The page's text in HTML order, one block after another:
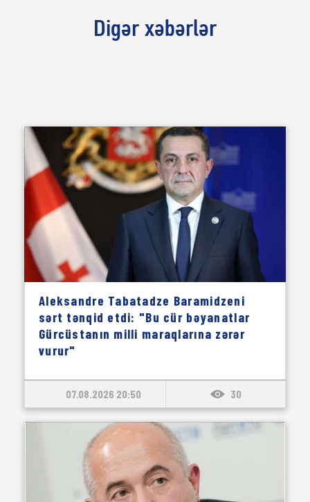
Digər xəbərlər
Aleksandre Tabatadze Baramidzeni
sərt tənqid etdi: "Bu cür bəyanatlar
Gürcüstanın milli maraqlarına zərər
vurur"
07.08.2026 20:50 30